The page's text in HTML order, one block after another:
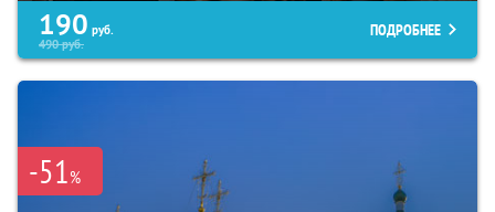
190 руб.
490руб.
ПОДРОБНЕЕ
-51%